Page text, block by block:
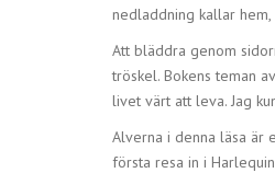
nedladdning kallar
Att bläddra genom
tröskel. Bokens teman
livet värt att leva. Jag
Alverna i denna läsa är
första resa in i